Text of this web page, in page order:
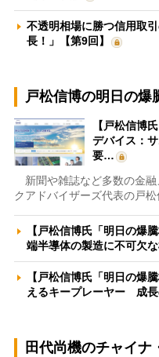
不透明相場に勝つ信用取
長！」【第9回】
戸松信博の明日の爆
【戸松信博
デバイス：
要…
新聞や雑誌など多数の金融
クアドバイザーズ代表の戸
【戸松信博氏「明日の爆
端半導体の製造に不可欠
【戸松信博氏「明日の爆
えるキープレーヤー 成
田代尚機のチャイナ